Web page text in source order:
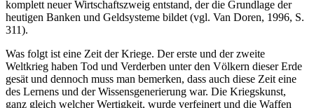
als Tauschmittel immer wichtiger. Der moderne Geldhandel begann
und die ersten professionellen Geldleiher taten ihren Dienst, ein
komplett neuer Wirtschaftszweig entstand, der die Grundlage der
311).
Was folgt ist eine Zeit der Kriege. Der erste und der zweite
Weltkrieg haben Tod und Verderben unter den Völkern dieser Erde
gesät und dennoch muss man bemerken, dass auch diese Zeit eine